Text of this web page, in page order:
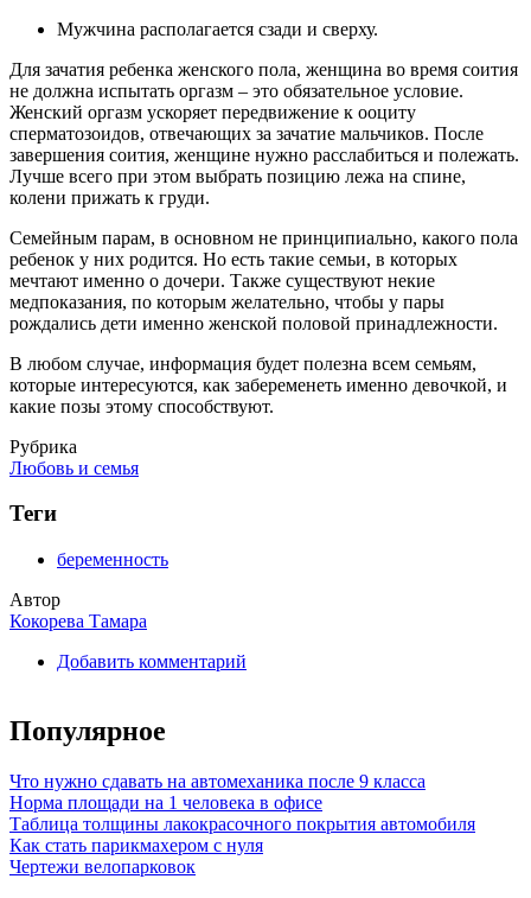
Мужчина располагается сзади и сверху.
Для зачатия ребенка женского пола, женщина во время соития
не должна испытать оргазм – это обязательное условие.
Женский оргазм ускоряет передвижение к ооциту
сперматозоидов, отвечающих за зачатие мальчиков. После
завершения соития, женщине нужно расслабиться и полежать.
Лучше всего при этом выбрать позицию лежа на спине,
колени прижать к груди.
Семейным парам, в основном не принципиально, какого пола
ребенок у них родится. Но есть такие семьи, в которых
мечтают именно о дочери. Также существуют некие
медпоказания, по которым желательно, чтобы у пары
рождались дети именно женской половой принадлежности.
В любом случае, информация будет полезна всем семьям,
которые интересуются, как забеременеть именно девочкой, и
какие позы этому способствуют.
Рубрика
Любовь и семья
Теги
беременность
Автор
Кокорева Тамара
Добавить комментарий
Популярное
Что нужно сдавать на автомеханика после 9 класса
Норма площади на 1 человека в офисе
Таблица толщины лакокрасочного покрытия автомобиля
Как стать парикмахером с нуля
Чертежи велопарковок